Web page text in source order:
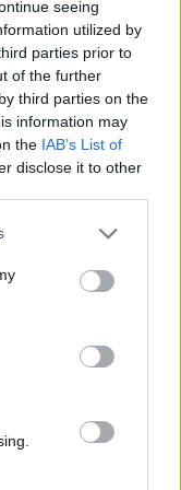
seeing
utilized by
parties prior to
of the further
third parties on the
information may
the IAB’s List of
disclose it to other
skuteczności
m.in.peptydy
białka.
naturalnie
zwalnia.
skóry,
staranna